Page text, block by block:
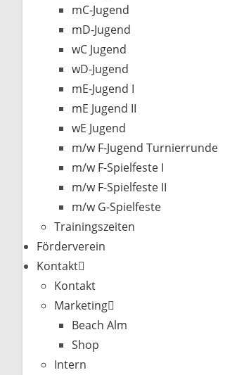
mC-Jugend
mD-Jugend
wC Jugend
wD-Jugend
mE-Jugend I
mE Jugend II
wE Jugend
m/w F-Jugend Turnierrunde
m/w F-Spielfeste I
m/w F-Spielfeste II
m/w G-Spielfeste
Trainingszeiten
Förderverein
Kontakt
Kontakt
Marketing
Beach Alm
Shop
Intern